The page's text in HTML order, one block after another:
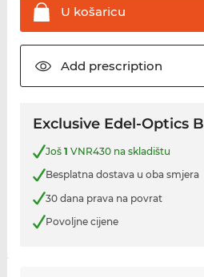
U košaricu
Add prescription
Exclusive Edel-Optics
Još 1 VNR430 na skladištu
Besplatna dostava u oba smjera
30 dana prava na povrat
Povoljne cijene